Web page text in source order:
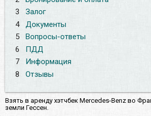
3
Залог
4
Документы
5
Вопросы-ответы
6
ПДД
7
Информация
8
Отзывы
Взять в аренду хэтчбек Mercedes-Benz во
земли Гессен.